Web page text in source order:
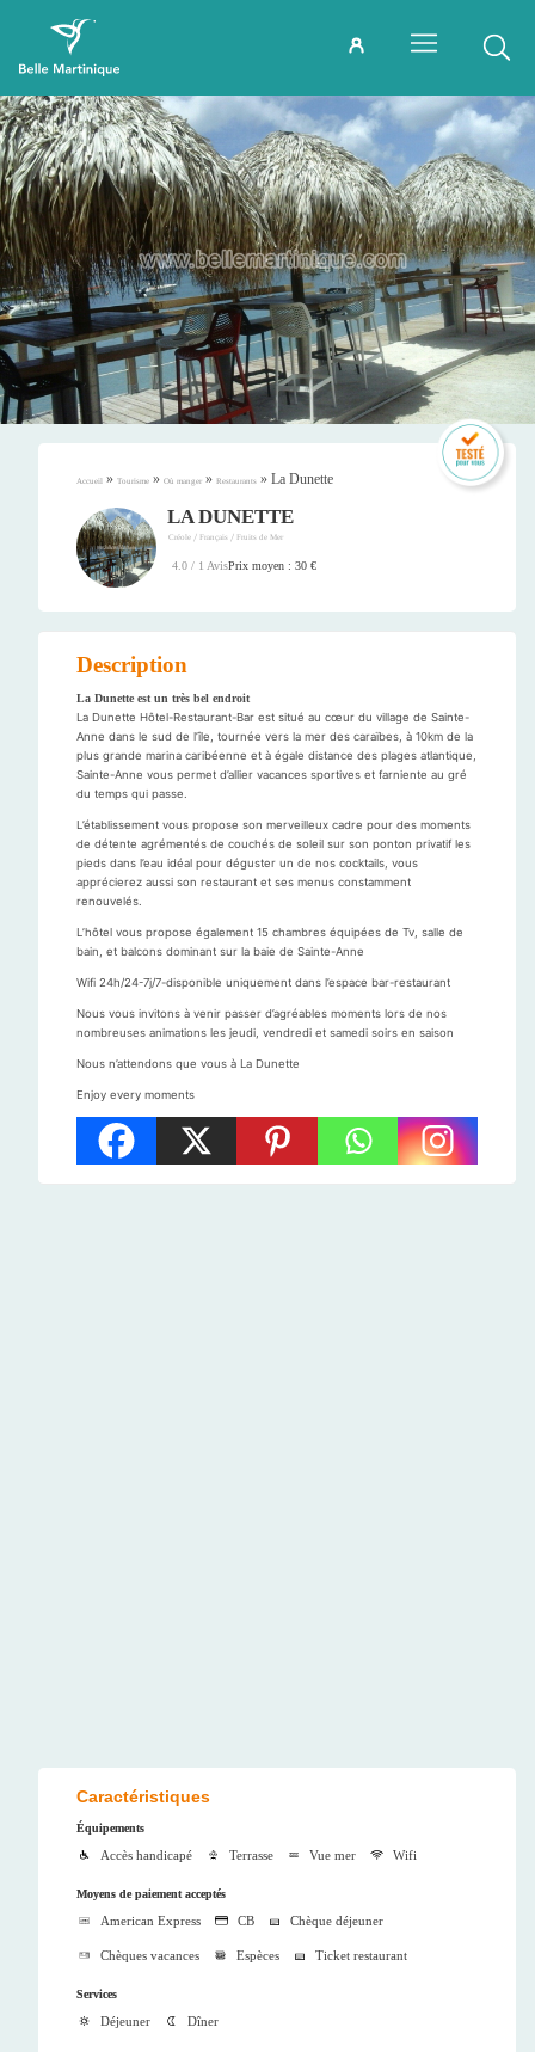
Accueil » Tourisme » Où manger » Restaurants » La Dunette
LA DUNETTE
Créole / Français / Fruits de Mer
4.0 / 1 AvisPrix moyen : 30 €
Description
La Dunette est un très bel endroit
La Dunette Hôtel-Restaurant-Bar est situé au cœur du village de Sainte-
Anne dans le sud de l’île, tournée vers la mer des caraïbes, à 10km de la
plus grande marina caribéenne et à égale distance des plages atlantique,
Sainte-Anne vous permet d’allier vacances sportives et farniente au gré
du temps qui passe.
L’établissement vous propose son merveilleux cadre pour des moments
de détente agrémentés de couchés de soleil sur son ponton privatif les
pieds dans l’eau idéal pour déguster un de nos cocktails, vous
apprécierez aussi son restaurant et ses menus constamment
renouvelés.
L’hôtel vous propose également 15 chambres équipées de Tv, salle de
bain, et balcons dominant sur la baie de Sainte-Anne
Wifi 24h/24-7j/7-disponible uniquement dans l’espace bar-restaurant
Nous vous invitons à venir passer d’agréables moments lors de nos
nombreuses animations les jeudi, vendredi et samedi soirs en saison
Nous n’attendons que vous à La Dunette
Enjoy every moments
Caractéristiques
Équipements
Accès handicapé Terrasse Vue mer Wifi
Moyens de paiement acceptés
American Express CB Chèque déjeuner
Chèques vacances Espèces Ticket restaurant
Services
Déjeuner Dîner